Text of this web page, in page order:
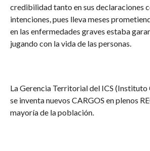
credibilidad tanto en sus declaraciones
intenciones, pues lleva meses
en las enfermedades graves estaba
jugando con la vida de las personas.
La Gerencia Territorial del ICS (Instituto
se inventa nuevos CARGOS en plenos
mayoría de la población.